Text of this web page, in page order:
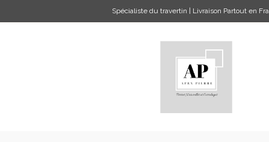
Spécialiste du travertin | Livraison Partout en